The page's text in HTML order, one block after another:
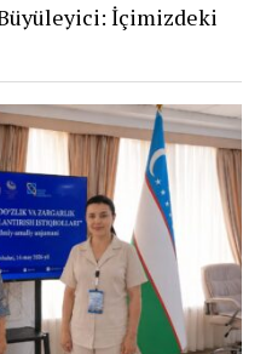
Büyüleyici: İçimizdeki